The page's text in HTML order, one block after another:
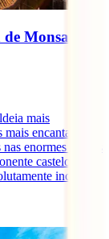
Monsanto
mais
encantadoras.
enormes rochas
castelo
incríveis